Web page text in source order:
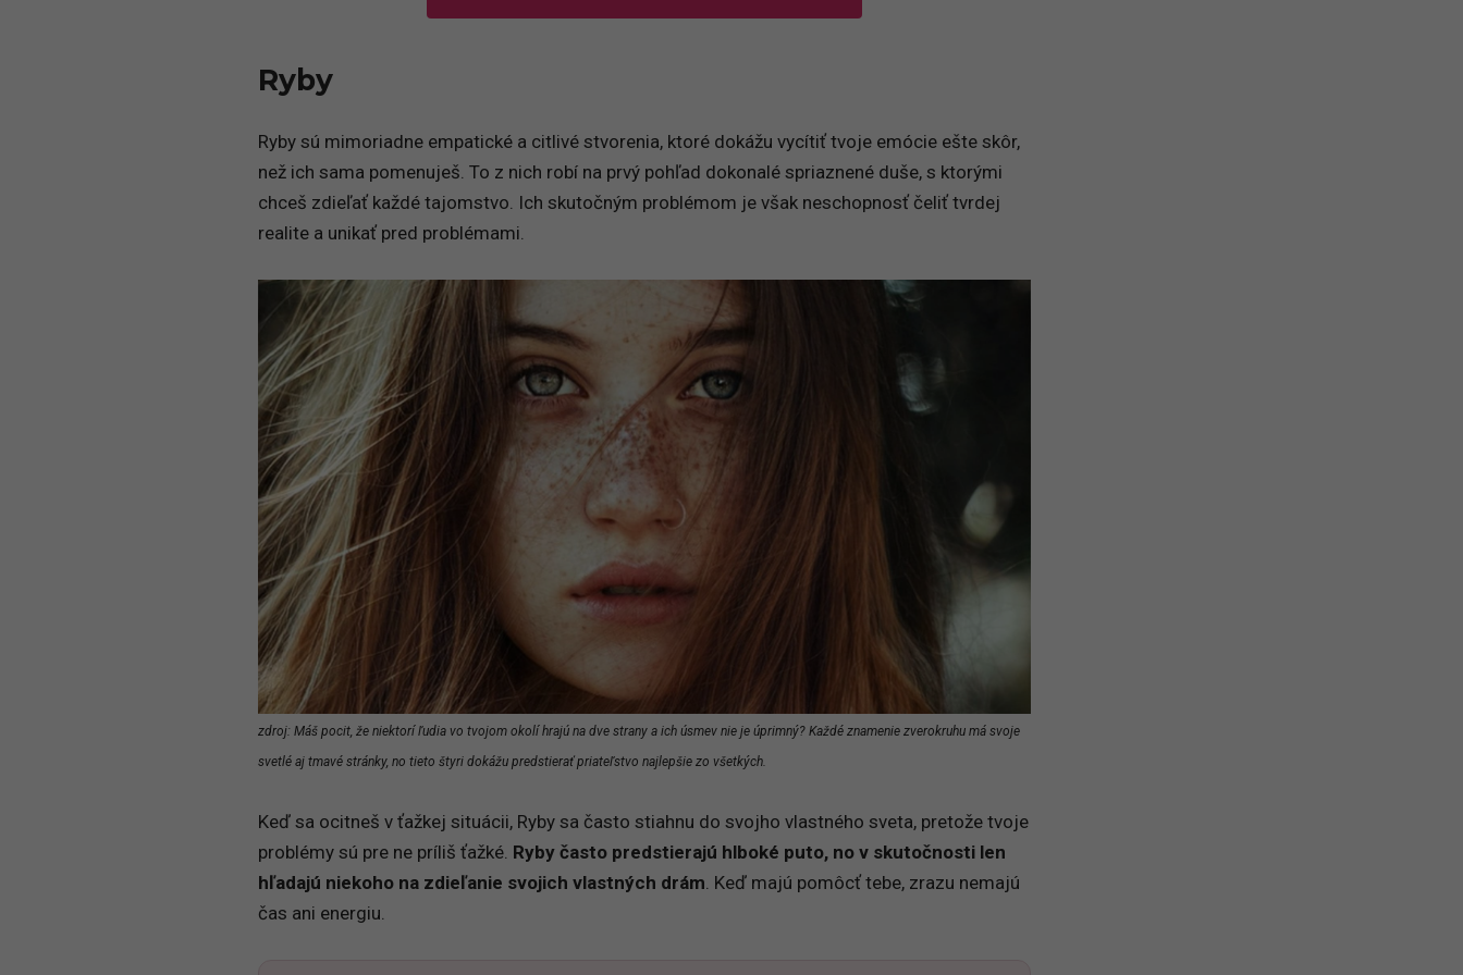
Ryby
Ryby sú mimoriadne empatické a citlivé stvorenia, ktoré dokážu vycítiť tvoje emócie ešte skôr,
než ich sama pomenuješ. To z nich robí na prvý pohľad dokonalé spriaznené duše, s ktorými
chceš zdieľať každé tajomstvo. Ich skutočným problémom je však neschopnosť čeliť tvrdej
realite a unikať pred problémami.
zdroj: Máš pocit, že niektorí ľudia vo tvojom okolí hrajú na dve strany a ich úsmev nie je úprimný? Každé znamenie zverokruhu má svoje
svetlé aj tmavé stránky, no tieto štyri dokážu predstierať priateľstvo najlepšie zo všetkých.
Keď sa ocitneš v ťažkej situácii, Ryby sa často stiahnu do svojho vlastného sveta, pretože tvoje
problémy sú pre ne príliš ťažké. Ryby často predstierajú hlboké puto, no v skutočnosti len
hľadajú niekoho na zdieľanie svojich vlastných drám. Keď majú pomôcť tebe, zrazu nemajú
čas ani energiu.